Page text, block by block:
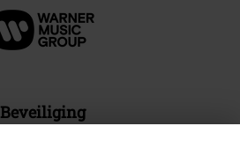
Beveiliging